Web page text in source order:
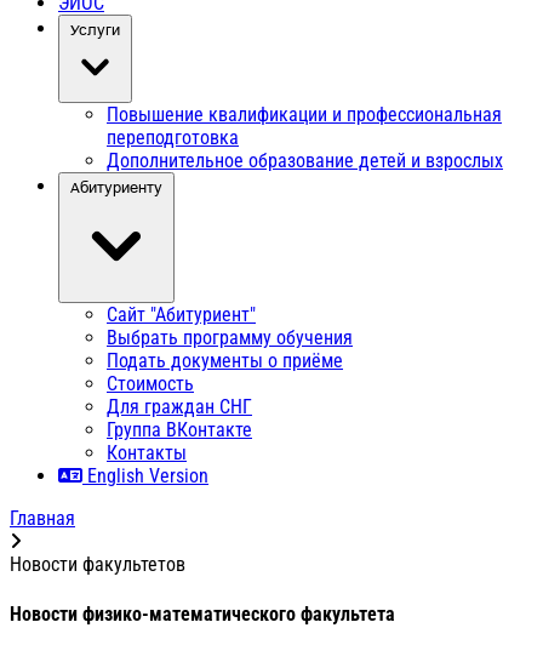
Услуги
Повышение квалификации и профессиональная
переподготовка
Дополнительное образование детей и взрослых
Абитуриенту
Сайт "Абитуриент"
Выбрать программу обучения
Подать документы о приёме
Стоимость
Для граждан СНГ
Группа ВКонтакте
Контакты
English Version
Главная
Новости факультетов
Новости физико-математического факультета